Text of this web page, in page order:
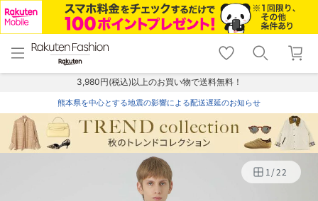
menu home
トップ
shopping_cart lock_outline
ログイン
3,980円(税込)以上のお買い物で送料無料！
熊本県を中心とする地震の影響による配送遅延のお知らせ
1/22